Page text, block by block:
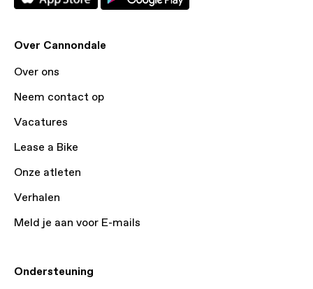
Over Cannondale
Over ons
Neem contact op
Vacatures
Lease a Bike
Onze atleten
Verhalen
Meld je aan voor E-mails
Ondersteuning